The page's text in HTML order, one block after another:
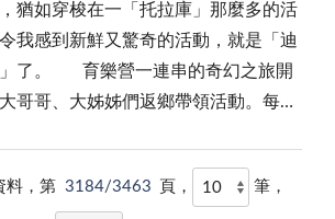
有驚奇的事發生，像誤把蜘蛛、蟑螂
鞋拿起來亂啃，還把模型小魚丟到水
魚嚇了一大跳，類似生活的點點滴
讓大家笑得合不攏嘴！也拉近我們和
寶，像薛宇，常常出一些腦筋急轉彎
還有銘泓常拿著「火鳥牌」的哈利波
我，所以我以後電腦不要玩太久。
遊戲的功用，還有教學、資訊和網
電腦上查資料，認識世界，對我們的
助。現在的資訊發達，所以「秀才不
猶如穿梭在一「托拉庫」那麼多的活
我感到新鮮又驚奇的活動，就是「迪
的奇幻之旅開
哥哥、大姊姊們返鄉帶領活動。每關
乎！有的遊戲雖然難如登天，但是我
數，團隊合作，就算是機關重重，也
料，第 3184/3463 頁， 筆，